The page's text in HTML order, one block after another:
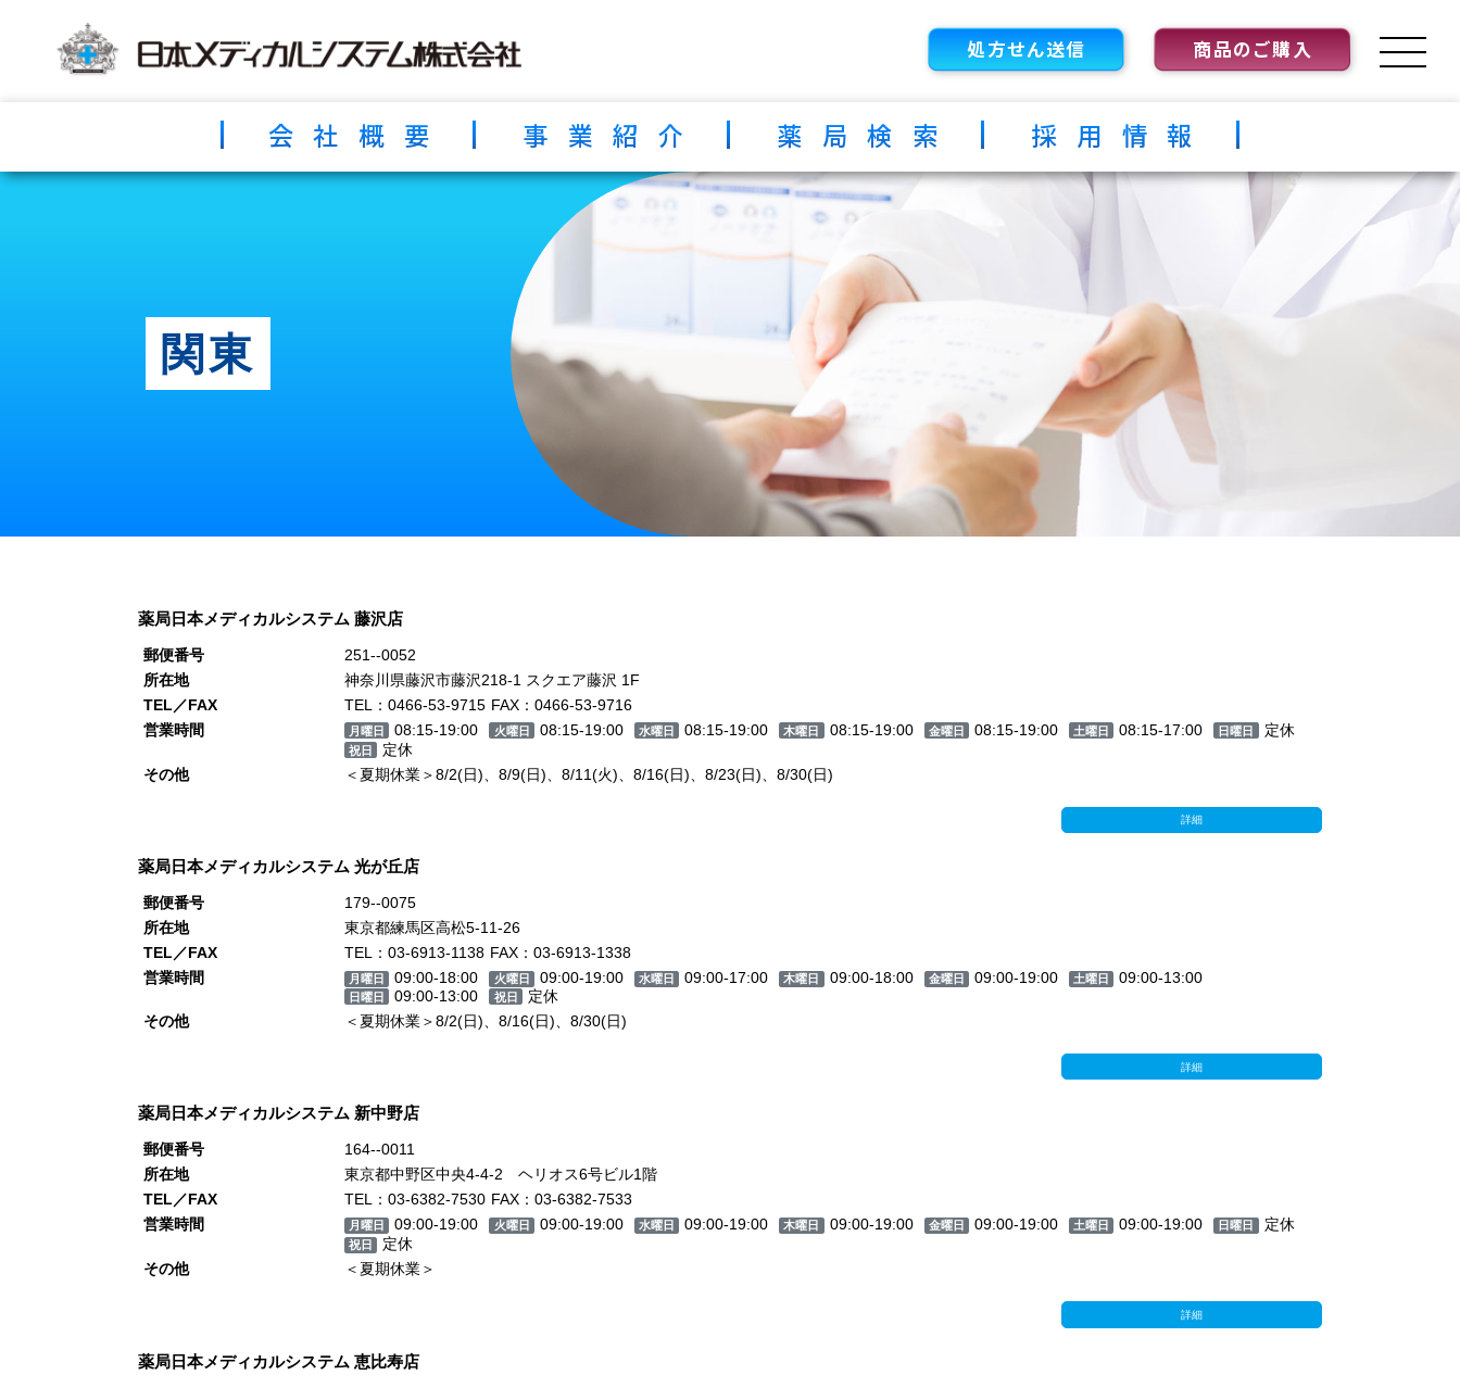
プ
動
処方せん送信 商品のご購入
会社概要 事業紹介 薬局検索 採用情報
関東
薬局日本メディカルシステム 藤沢店
郵便番号
251--0052
所在地
神奈川県藤沢市藤沢218-1 スクエア藤沢 1F
TEL／FAX
TEL：0466-53-9715 FAX：0466-53-9716
営業時間
月曜日 08:15-19:00 火曜日 08:15-19:00 水曜日 08:15-19:00 木曜日 08:15-19:00 金曜日 08:15-19:00 土曜日 08:15-17:00 日曜日 定休
祝日
定休
その他
＜夏期休業＞8/2(日)、8/9(日)、8/11(火)、8/16(日)、8/23(日)、8/30(日)
詳細
薬局日本メディカルシステム 光が丘店
郵便番号
179--0075
所在地
東京都練馬区高松5-11-26
TEL／FAX
TEL：03-6913-1138 FAX：03-6913-1338
営業時間
月曜日 09:00-18:00 火曜日 09:00-19:00 水曜日 09:00-17:00 木曜日 09:00-18:00 金曜日 09:00-19:00 土曜日 09:00-13:00
日曜日 09:00-13:00 祝日
定休
その他
＜夏期休業＞8/2(日)、8/16(日)、8/30(日)
詳細
薬局日本メディカルシステム 新中野店
郵便番号
164--0011
所在地
東京都中野区中央4-4-2 ヘリオス6号ビル1階
TEL／FAX
TEL：03-6382-7530 FAX：03-6382-7533
営業時間
月曜日 09:00-19:00 火曜日 09:00-19:00 水曜日 09:00-19:00 木曜日 09:00-19:00 金曜日 09:00-19:00 土曜日 09:00-19:00 日曜日 定休
祝日
定休
その他
＜夏期休業＞
詳細
薬局日本メディカルシステム 恵比寿店